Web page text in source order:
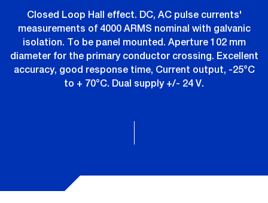
Closed Loop Hall effect. DC, AC pulse currents'
measurements of 4000 ARMS nominal with galvanic
isolation. To be panel mounted. Aperture 102 mm
diameter for the primary conductor crossing. Excellent
accuracy, good response time, Current output, -25°C
to + 70°C. Dual supply +/- 24 V.